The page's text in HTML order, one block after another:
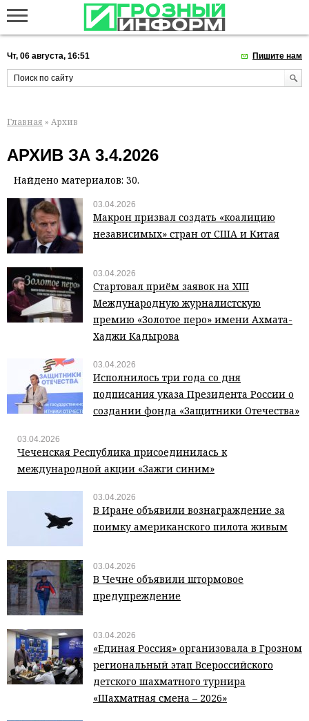
Чт, 06 августа, 16:51 Пишите нам
Главная » Архив
АРХИВ ЗА 3.4.2026
Найдено материалов: 30.
03.04.2026
Макрон призвал создать «коалицию
независимых» стран от США и Китая
03.04.2026
Стартовал приём заявок на XIII
Международную журналистскую
премию «Золотое перо» имени Ахмата-
Хаджи Кадырова
03.04.2026
Исполнилось три года со дня
подписания указа Президента России о
создании фонда «Защитники Отечества»
03.04.2026
Чеченская Республика присоединилась к
международной акции «Зажги синим»
03.04.2026
В Иране объявили вознаграждение за
поимку американского пилота живым
03.04.2026
В Чечне объявили штормовое
предупреждение
03.04.2026
«Единая Россия» организовала в Грозном
региональный этап Всероссийского
детского шахматного турнира
«Шахматная смена – 2026»